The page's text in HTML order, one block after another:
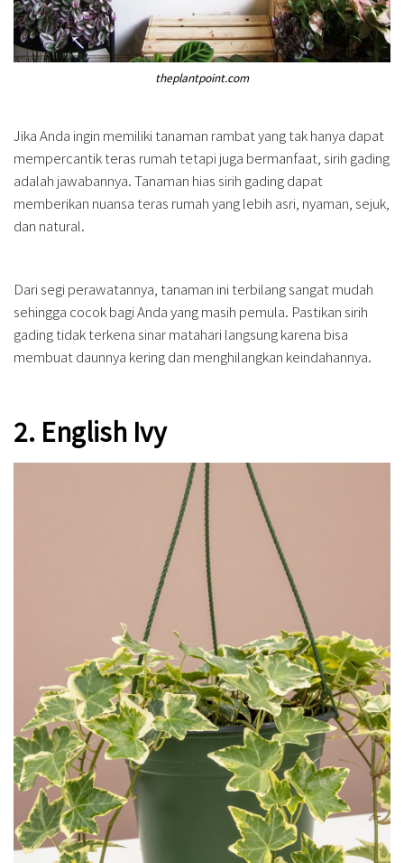
theplantpoint.com
Jika Anda ingin memiliki tanaman rambat yang tak hanya dapat
mempercantik teras rumah tetapi juga bermanfaat, sirih gading
adalah jawabannya. Tanaman hias sirih gading dapat
memberikan nuansa teras rumah yang lebih asri, nyaman, sejuk,
dan natural.
Dari segi perawatannya, tanaman ini terbilang sangat mudah
sehingga cocok bagi Anda yang masih pemula. Pastikan sirih
gading tidak terkena sinar matahari langsung karena bisa
membuat daunnya kering dan menghilangkan keindahannya.
2. English Ivy